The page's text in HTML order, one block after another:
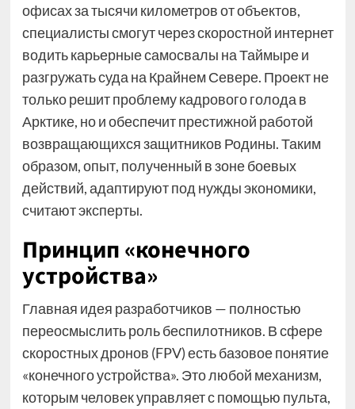
офисах за тысячи километров от объектов,
специалисты смогут через скоростной интернет
водить карьерные самосвалы на Таймыре и
разгружать суда на Крайнем Севере. Проект не
только решит проблему кадрового голода в
Арктике, но и обеспечит престижной работой
возвращающихся защитников Родины. Таким
образом, опыт, полученный в зоне боевых
действий, адаптируют под нужды экономики,
считают эксперты.
Принцип «конечного
устройства»
Главная идея разработчиков — полностью
переосмыслить роль беспилотников. В сфере
скоростных дронов (FPV) есть базовое понятие
«конечного устройства». Это любой механизм,
которым человек управляет с помощью пульта,